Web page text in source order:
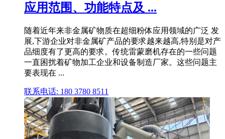
应用范围、功能特点及 ...
随着近年来非金属矿物质在超细粉体应用领域的广泛 发
展,下游企业对非金属矿产品的要求越来越高,特别是对产
品细度有了更高的要求。传统雷蒙磨机存在的一些问题
一直困扰着矿物加工企业和设备制造厂家。这些问题主
要表现在 ...
联系电话: 180 3780 8511